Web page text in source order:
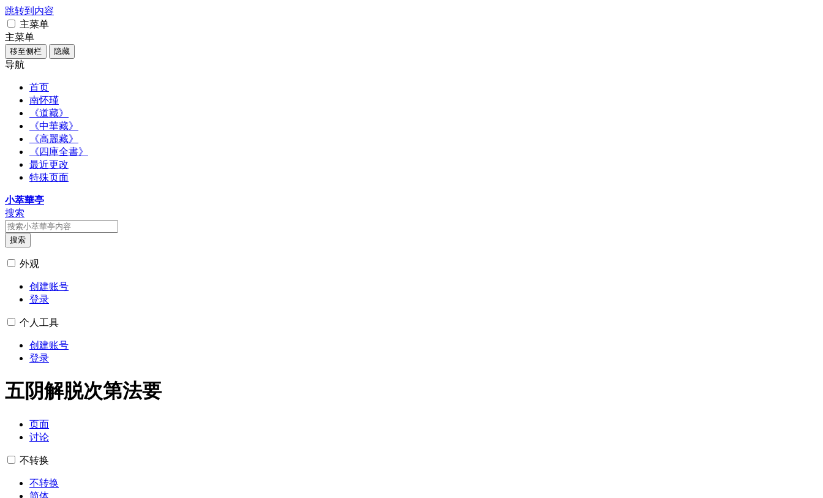
跳转到内容
主菜单
主菜单
移至侧栏 隐藏
导航
首页
南怀瑾
《道藏》
《中華藏》
《高麗藏》
《四庫全書》
最近更改
特殊页面
小萃華亭
搜索
搜索
外观
创建账号
登录
个人工具
创建账号
登录
五阴解脱次第法要
页面
讨论
不转换
不转换
简体